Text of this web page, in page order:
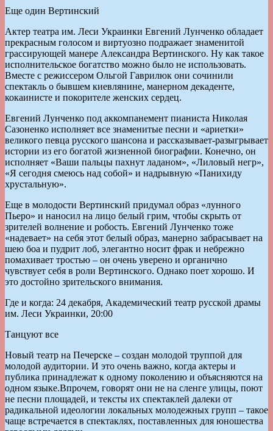
Еще один Вертинский
Актер театра им. Леси Украинки Евгений Лунченко обладает
прекрасным голосом и виртуозно подражает знаменитой
грассирующей манере Александра Вертинского. Ну как такое
исполнительское богатство можно было не использовать.
Вместе с режиссером Ольгой Гаврилюк они сочинили
спектакль о бывшем киевлянине, манерном декаденте,
кокаинисте и покорителе женских сердец.
Евгений Лунченко под аккомпанемент пианиста Николая
Сазоненко исполняет все знаменитые песни и «ариетки»
великого певца русского шансона и рассказывает-разыгрывает
истории из его богатой жизненной биографии. Конечно, он
исполняет «Ваши пальцы пахнут ладаном», «Лиловый негр»,
«Я сегодня смеюсь над собой» и надрывную «Панихиду
хрустальную».
Еще в молодости Вертинский придумал образ «лунного
Пьеро» и наносил на лицо белый грим, чтобы скрыть от
зрителей волнение и робость. Евгений Лунченко тоже
«надевает» на себя этот белый образ, манерно забрасывает на
шею боа и пудрит лоб, элегантно носит фрак и небрежно
помахивает тростью – он очень уверено и органично
чувствует себя в роли Вертинского. Однако поет хорошо. И
это достойно зрительского внимания.
Где и когда: 24 декабря, Академический театр русской драмы
им. Леси Украинки, 20:00
Танцуют все
Новый театр на Печерске – создан молодой труппой для
молодой аудитории. И это очень важно, когда актеры и
публика принадлежат к одному поколению и объясняются на
одном языке.Впрочем, говорят они не на сленге улицы, поют
не песни площадей, и тексты их спектаклей далеки от
радикальной идеологии локальных молодежных групп – такое
чаще встречается в спектаклях, поставленных для юношества